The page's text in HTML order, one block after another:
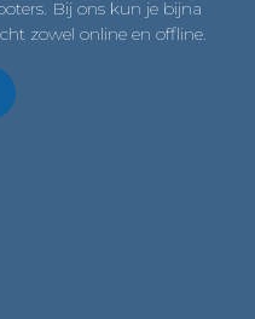
Bij ons kun je bijna
zowel online en offline.